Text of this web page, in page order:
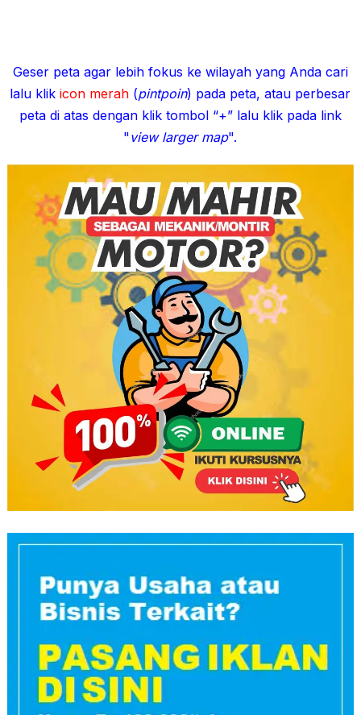
Geser peta agar lebih fokus ke wilayah yang Anda cari
lalu klikicon merah (pintpoin) pada peta, atau perbesar
peta di atas dengan klik tombol “+” lalu klik pada link
"view larger map".